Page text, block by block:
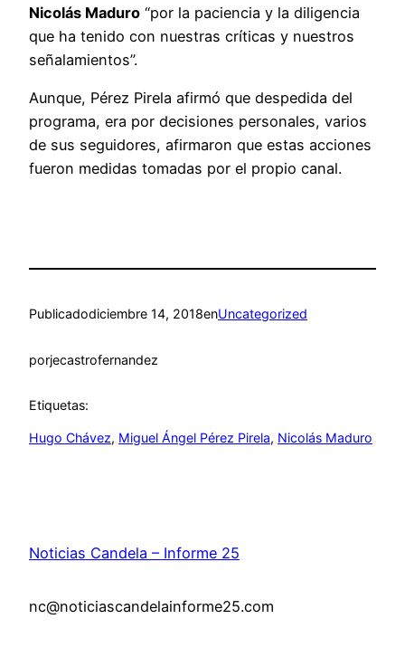
Nicolás Maduro “por la paciencia y la diligencia
que ha tenido con nuestras críticas y nuestros
señalamientos”.
Aunque, Pérez Pirela afirmó que despedida del
programa, era por decisiones personales, varios
de sus seguidores, afirmaron que estas acciones
fueron medidas tomadas por el propio canal.
Publicadodiciembre 14, 2018enUncategorized
porjecastrofernandez
Etiquetas:
Hugo Chávez, Miguel Ángel Pérez Pirela, Nicolás Maduro
Noticias Candela – Informe 25
nc@noticiascandelainforme25.com